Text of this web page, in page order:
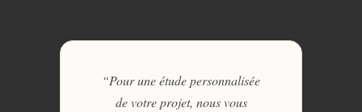
“Pour une étude personnalisée
de votre projet, nous vous